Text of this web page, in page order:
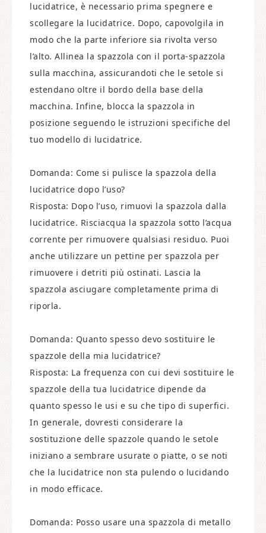
lucidatrice, è necessario prima spegnere e
scollegare la lucidatrice. Dopo, capovolgila in
modo che la parte inferiore sia rivolta verso
l’alto. Allinea la spazzola con il porta-spazzola
sulla macchina, assicurandoti che le setole si
estendano oltre il bordo della base della
macchina. Infine, blocca la spazzola in
posizione seguendo le istruzioni specifiche del
tuo modello di lucidatrice.
Domanda: Come si pulisce la spazzola della
lucidatrice dopo l’uso?
Risposta: Dopo l’uso, rimuovi la spazzola dalla
lucidatrice. Risciacqua la spazzola sotto l’acqua
corrente per rimuovere qualsiasi residuo. Puoi
anche utilizzare un pettine per spazzola per
rimuovere i detriti più ostinati. Lascia la
spazzola asciugare completamente prima di
riporla.
Domanda: Quanto spesso devo sostituire le
spazzole della mia lucidatrice?
Risposta: La frequenza con cui devi sostituire le
spazzole della tua lucidatrice dipende da
quanto spesso le usi e su che tipo di superfici.
In generale, dovresti considerare la
sostituzione delle spazzole quando le setole
iniziano a sembrare usurate o piatte, o se noti
che la lucidatrice non sta pulendo o lucidando
in modo efficace.
Domanda: Posso usare una spazzola di metallo